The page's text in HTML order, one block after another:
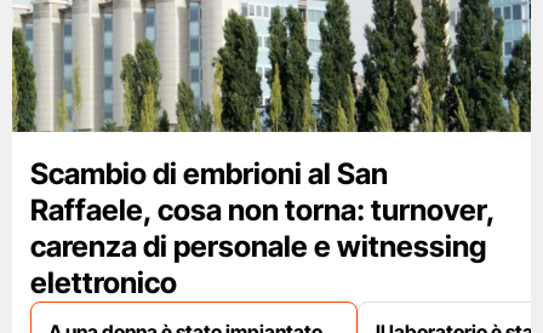
Scambio di embrioni al San
Raffaele, cosa non torna: turnover,
carenza di personale e witnessing
elettronico